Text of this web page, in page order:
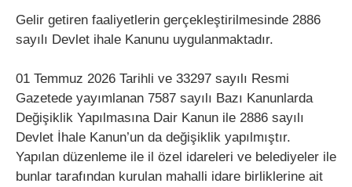
Gelir getiren faaliyetlerin gerçekleştirilmesinde 2886
sayılı Devlet ihale Kanunu uygulanmaktadır.
01 Temmuz 2026 Tarihli ve 33297 sayılı Resmi
Gazetede yayımlanan 7587 sayılı Bazı Kanunlarda
Değişiklik Yapılmasına Dair Kanun ile 2886 sayılı
Devlet İhale Kanun’un da değişiklik yapılmıştır.
Yapılan düzenleme ile il özel idareleri ve belediyeler ile
bunlar tarafından kurulan mahalli idare birliklerine ait